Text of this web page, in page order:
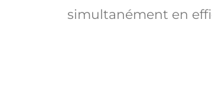
simultanément en